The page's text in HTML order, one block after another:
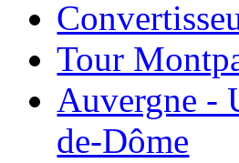
Tour
Auvergne -
de-Dôme